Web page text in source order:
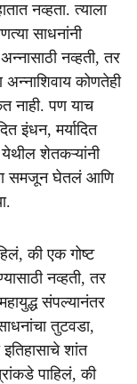
नव्हता. त्याला
साधनांनी
नव्हती, तर
अन्नाशिवाय कोणतेही
नाही. पण याच
इंधन, मर्यादित
शेतकऱ्यांनी
समजून घेतलं आणि
की एक गोष्ट
नव्हती, तर
संपल्यानंतर
तुटवडा,
शांत
पाहिलं, की